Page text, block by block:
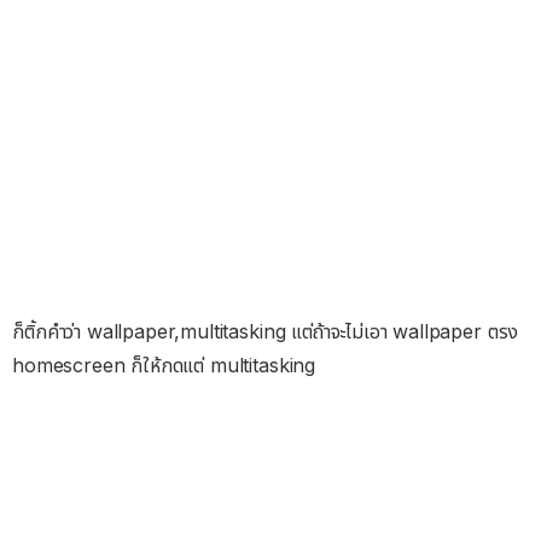
ก็ติ้กคำว่า wallpaper,multitasking แต่ถ้าจะไม่เอา wallpaper ตรง
homescreen ก็ให้กดแต่ multitasking